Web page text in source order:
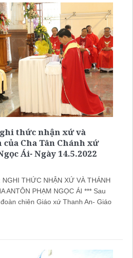
thức nhận xứ và
Cha Tân Chánh xứ
Ái- Ngày 14.5.2022
THỨC NHẬN XỨ VÀ THÁNH
ANTÔN PHẠM NGỌC ÁI *** Sau
chiên Giáo xứ Thanh An- Giáo